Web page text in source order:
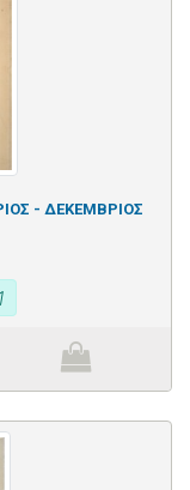
- ΔΕΚΕΜΒΡΙΟΣ